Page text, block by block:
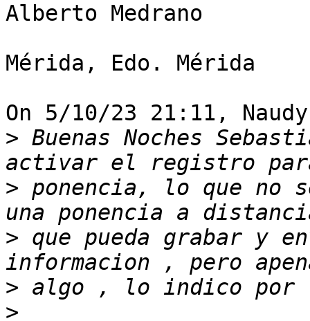
Alberto Medrano
Mérida, Edo. Mérida
On 5/10/23 21:11,
> Buenas Noches
> ponencia, lo que no
> que pueda grabar y
>
>